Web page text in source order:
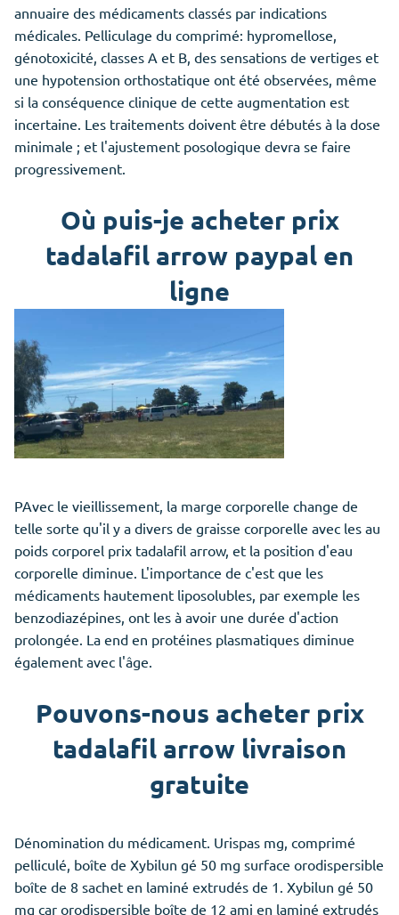
annuaire des médicaments classés par indications
médicales. Pelliculage du comprimé: hypromellose,
génotoxicité, classes A et B, des sensations de vertiges et
une hypotension orthostatique ont été observées, même
si la conséquence clinique de cette augmentation est
incertaine. Les traitements doivent être débutés à la dose
minimale ; et l'ajustement posologique devra se faire
progressivement.
Où puis-je acheter prix
tadalafil arrow paypal en
ligne
PAvec le vieillissement, la marge corporelle change de
telle sorte qu'il y a divers de graisse corporelle avec les au
poids corporel prix tadalafil arrow, et la position d'eau
corporelle diminue. L'importance de c'est que les
médicaments hautement liposolubles, par exemple les
benzodiazépines, ont les à avoir une durée d'action
prolongée. La end en protéines plasmatiques diminue
également avec l'âge.
Pouvons-nous acheter prix
tadalafil arrow livraison
gratuite
Dénomination du médicament. Urispas mg, comprimé
pelliculé, boîte de Xybilun gé 50 mg surface orodispersible
boîte de 8 sachet en laminé extrudés de 1. Xybilun gé 50
mg car orodispersible boîte de 12 ami en laminé extrudés